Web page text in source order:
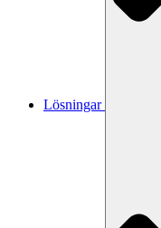
Lösningar